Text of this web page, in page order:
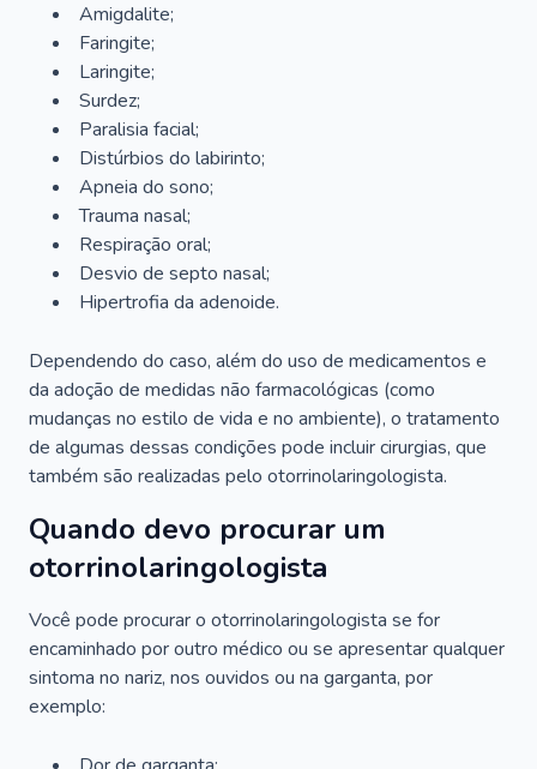
Amigdalite;
Faringite;
Laringite;
Surdez;
Paralisia facial;
Distúrbios do labirinto;
Apneia do sono;
Trauma nasal;
Respiração oral;
Desvio de septo nasal;
Hipertrofia da adenoide.
Dependendo do caso, além do uso de medicamentos e
da adoção de medidas não farmacológicas (como
mudanças no estilo de vida e no ambiente), o tratamento
de algumas dessas condições pode incluir cirurgias, que
também são realizadas pelo otorrinolaringologista.
Quando devo procurar um
otorrinolaringologista
Você pode procurar o otorrinolaringologista se for
encaminhado por outro médico ou se apresentar qualquer
sintoma no nariz, nos ouvidos ou na garganta, por
exemplo: